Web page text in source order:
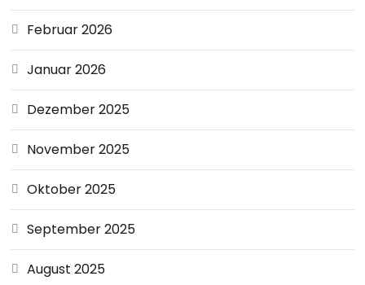
Februar 2026
Januar 2026
Dezember 2025
November 2025
Oktober 2025
September 2025
August 2025